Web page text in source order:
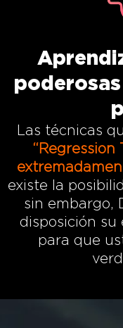
Las técnicas
“Regression
existe la
sin embargo,
disposición su
para que